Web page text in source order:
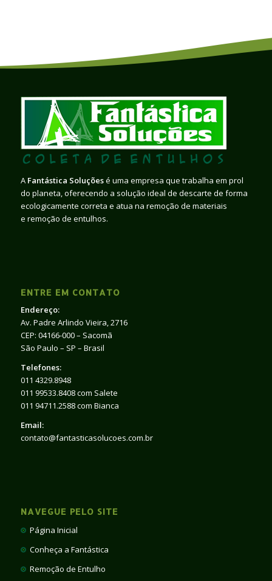
A Fantástica Soluçõesé uma empresa que trabalha em prol
do planeta, oferecendo a solução ideal de descarte de forma
ecologicamente correta e atua na remoção de materiais
e remoção de entulhos.
ENTRE EM CONTATO
Endereço:
Av. Padre Arlindo Vieira, 2716
CEP: 04166-000 – Sacomã
São Paulo – SP – Brasil
Telefones:
011 4329.8948
011 99533.8408 com Salete
011 94711.2588 com Bianca
Email:
contato@fantasticasolucoes.com.br
NAVEGUE PELO SITE
Página Inicial
Conheça a Fantástica
Remoção de Entulho